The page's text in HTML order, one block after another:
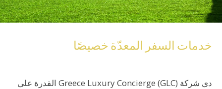
خدمات السفر المعدّة خصيصًا
دى شركة Greece Luxury Concierge (GLC) القدرة على